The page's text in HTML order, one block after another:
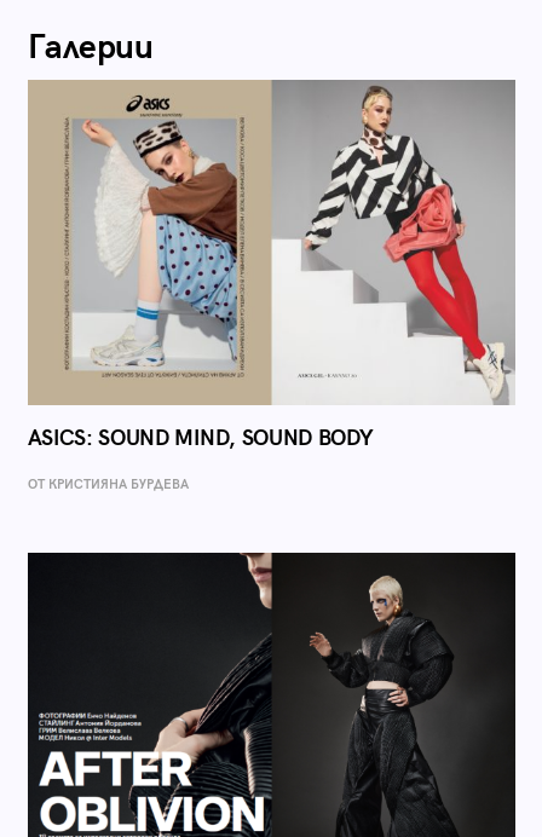
Галерии
ASICS: SOUND MIND, SOUND BODY
ОТ КРИСТИЯНА БУРДЕВА